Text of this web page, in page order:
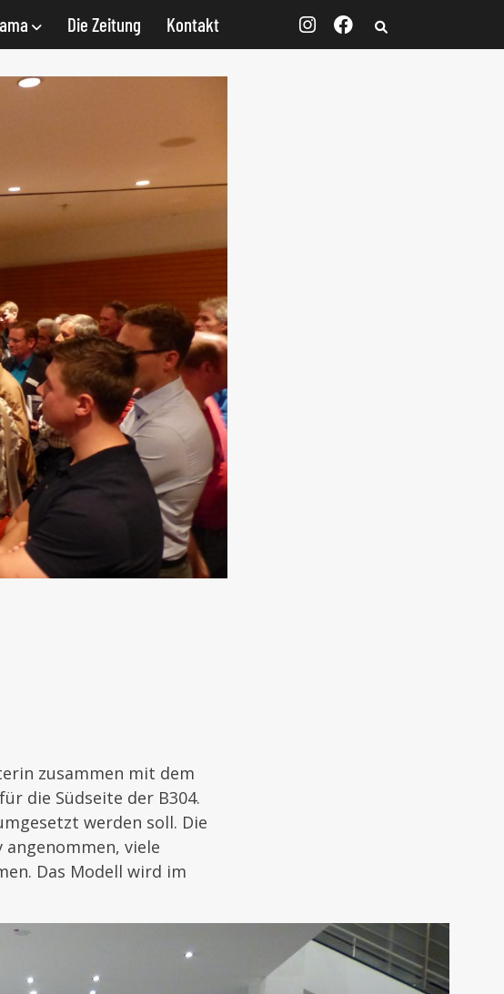
Die Zeitung Kontakt
zusammen mit dem
die Südseite der B304.
werden soll. Die
viele
Das Modell wird im